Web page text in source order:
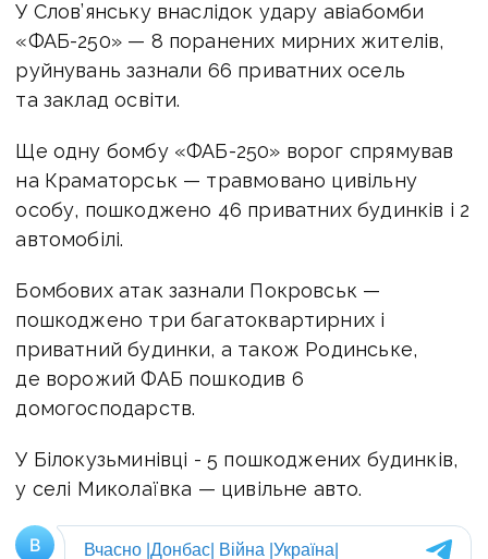
У Слов’янську внаслідок удару авіабомби
«ФАБ-250» — 8 поранених мирних жителів,
руйнувань зазнали 66 приватних осель
та заклад освіти.
Ще одну бомбу «ФАБ-250» ворог спрямував
на Краматорськ — травмовано цивільну
особу, пошкоджено 46 приватних будинків і 2
автомобілі.
Бомбових атак зазнали Покровськ —
пошкоджено три багатоквартирних і
приватний будинки, а також Родинське,
де ворожий ФАБ пошкодив 6
домогосподарств.
У Білокузьминівці - 5 пошкоджених будинків,
у селі Миколаївка — цивільне авто.